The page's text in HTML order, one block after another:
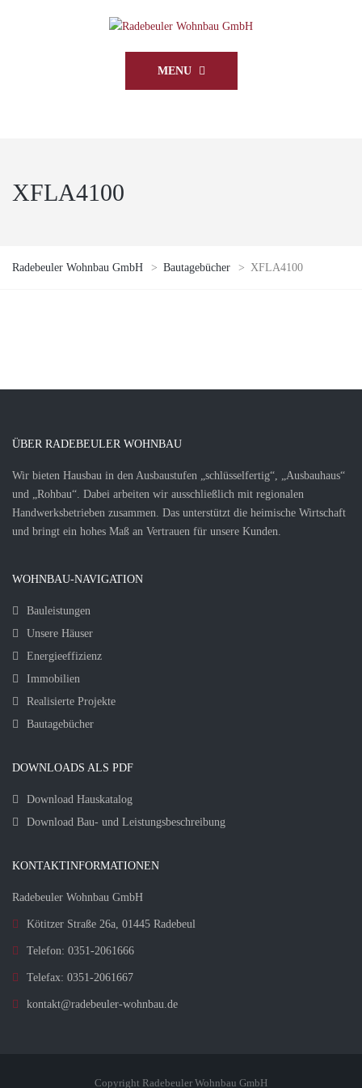
MENU
XFLA4100
Radebeuler Wohnbau GmbH > Bautagebücher > XFLA4100
ÜBER RADEBEULER WOHNBAU
Wir bieten Hausbau in den Ausbaustufen „schlüsselfertig“, „Ausbauhaus“
und „Rohbau“. Dabei arbeiten wir ausschließlich mit regionalen
Handwerksbetrieben zusammen. Das unterstützt die heimische Wirtschaft
und bringt ein hohes Maß an Vertrauen für unsere Kunden.
WOHNBAU-NAVIGATION
Bauleistungen
Unsere Häuser
Energieeffizienz
Immobilien
Realisierte Projekte
Bautagebücher
DOWNLOADS ALS PDF
Download Hauskatalog
Download Bau- und Leistungsbeschreibung
KONTAKTINFORMATIONEN
Radebeuler Wohnbau GmbH
Kötitzer Straße 26a, 01445 Radebeul
Telefon: 0351-2061666
Telefax: 0351-2061667
kontakt@radebeuler-wohnbau.de
Copyright Radebeuler Wohnbau GmbH